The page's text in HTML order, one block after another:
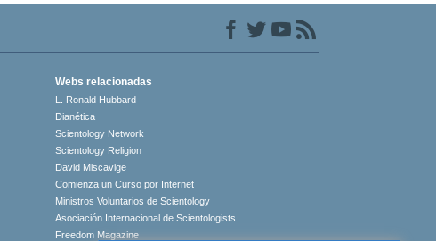
Webs relacionadas
L. Ronald Hubbard
Dianética
Scientology Network
Scientology Religion
David Miscavige
Comienza un Curso por Internet
Ministros Voluntarios de Scientology
Asociación Internacional de Scientologists
Freedom Magazine